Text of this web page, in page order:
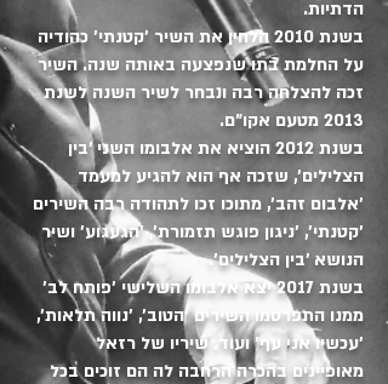
הדתיות.
בשנת 2010 הלחין את השיר 'קטנתי' כהודיה
על החלמת בתו שנפצעה באותה שנה. השיר
זכה להצלחה רבה ונבחר לשיר השנה לשנת
2013 מטעם אקו"ם.
בשנת 2012 הוציא את אלבומו השני 'בין
הצלילים', שזכה אף הוא להגיע למעמד
'אלבום זהב', מתוכו זכו לתהודה רבה השירים
'קטנתי', 'ניגון פוגש תזמורת', 'הגעגוע' ושיר
הנושא 'בין הצלילים'.
בשנת 2017 יצא אלבומו השלישי 'פותח לב'
ממנו התפרסמו השירים 'הטוב', 'נווה תלאות',
'עכשיו אני עף' ועוד. שיריו של רזאל
מאופיינים בהכרה הרחבה לה הם זוכים בכל